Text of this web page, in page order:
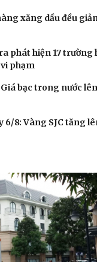
xăng dầu đều
phát hiện 17 trường
phạm
bạc trong nước
8: Vàng SJC tăng